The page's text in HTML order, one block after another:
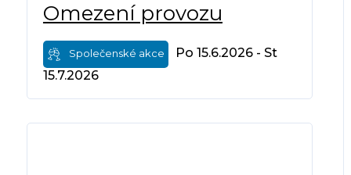
Omezení provozu
Společenské akce
Po 15.6.2026 - St
15.7.2026